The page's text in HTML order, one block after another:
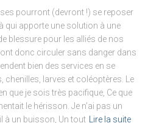
pourront (devront !) se reposer
qui apporte une solution à une
blessure pour les alliés de nos
donc circuler sans danger dans
bien des services en se
larves et coléoptères. Le
que je sois très pacifique, Ce que
le hérisson. Je n’ai pas un
à un buisson, Un tout
Lire la suite